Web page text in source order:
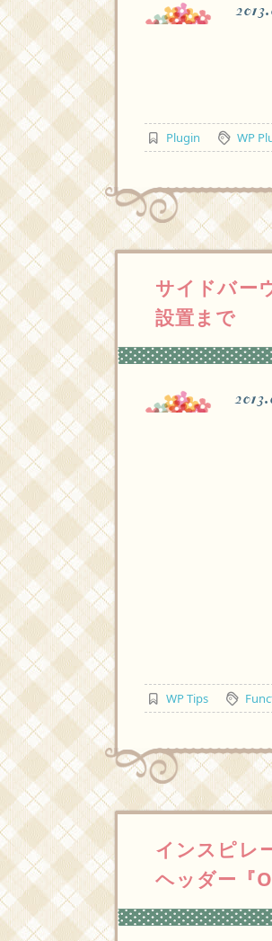
Plugin WP
サイドバー
設置まで
WP Tips
インスピレ
ヘッダー『